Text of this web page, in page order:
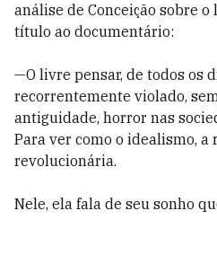
análise de Conceição sobre
título ao documentário:
—O livre pensar, de todos os
recorrentemente violado,
antiguidade, horror nas
Para ver como o idealismo, a
revolucionária.
Nele, ela fala de seu sonho